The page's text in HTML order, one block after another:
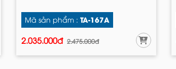
Mã sản phẩm : TA-167A
2.035.000đ 2.475.000đ